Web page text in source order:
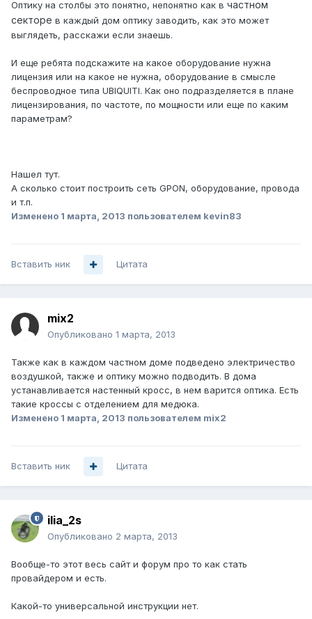
Оптику на столбы это понятно, непонятно как в частном
секторе в каждый дом оптику заводить, как это может
выглядеть, расскажи если знаешь.
И еще ребята подскажите на какое оборудование нужна
лицензия или на какое не нужна, оборудование в смысле
беспроводное типа UBIQUITI. Как оно подразделяется в плане
лицензирования, по частоте, по мощности или еще по каким
параметрам?
Нашел тут.
А сколько стоит построить сеть GPON, оборудование, провода
и т.п.
Изменено 1 марта, 2013 пользователем kevin83
Вставить ник Цитата
mix2
Опубликовано 1 марта, 2013
Также как в каждом частном доме подведено электричество
воздушкой, также и оптику можно подводить. В дома
устанавливается настенный кросс, в нем варится оптика. Есть
такие кроссы с отделением для медюка.
Изменено 1 марта, 2013 пользователем mix2
Вставить ник Цитата
ilia_2s
Опубликовано 2 марта, 2013
Вообще-то этот весь сайт и форум про то как стать
провайдером и есть.
Какой-то универсальной инструкции нет.